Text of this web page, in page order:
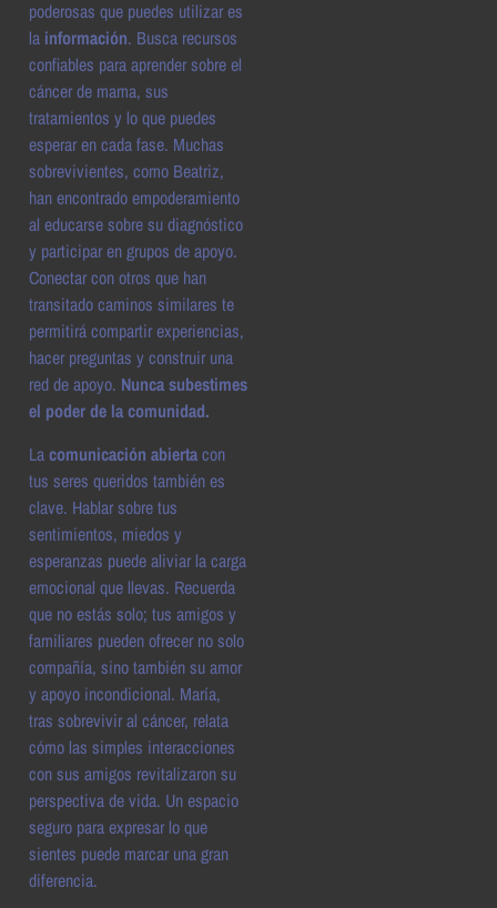
poderosas que puedes utilizar es
la información. Busca recursos
confiables para aprender sobre el
cáncer de mama, sus
tratamientos y lo que puedes
esperar en cada fase. Muchas
sobrevivientes, como Beatriz,
han encontrado empoderamiento
al educarse sobre su diagnóstico
y participar en grupos de apoyo.
Conectar con otros que han
transitado caminos similares te
permitirá compartir experiencias,
hacer preguntas y construir una
red de apoyo. Nunca subestimes
el poder de la comunidad.
Lacomunicación abiertacon
tus seres queridos también es
clave. Hablar sobre tus
sentimientos, miedos y
esperanzas puede aliviar la carga
emocional que llevas. Recuerda
que no estás solo; tus amigos y
familiares pueden ofrecer no solo
compañía, sino también su amor
y apoyo incondicional. María,
tras sobrevivir al cáncer, relata
cómo las simples interacciones
con sus amigos revitalizaron su
perspectiva de vida. Un espacio
seguro para expresar lo que
sientes puede marcar una gran
diferencia.